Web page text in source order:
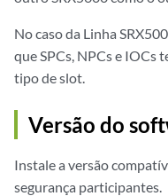
No caso da Linha
que SPCs, NPCs e IOCs
tipo de slot.
Versão do
Instale a versão
segurança participantes.